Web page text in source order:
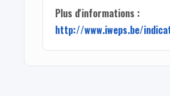
Plus d'informations :
http://www.iweps.be/